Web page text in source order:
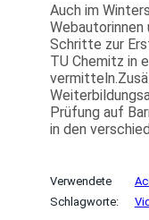
Auch im
Schritte zur
TU Chemitz in
Prüfung auf
in den
Verwendete
Schlagworte: